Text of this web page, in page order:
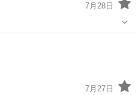
7月28日
7月27日